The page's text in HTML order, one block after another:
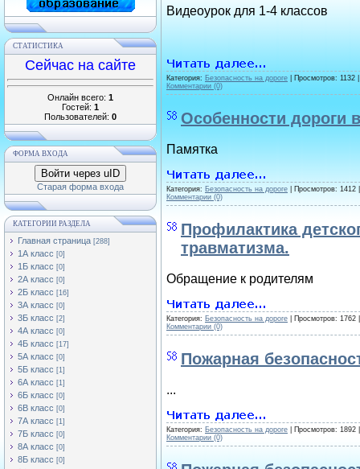
СТАТИСТИКА
Сейчас на сайте
Онлайн всего: 1
Гостей: 1
Пользователей: 0
ФОРМА ВХОДА
Войти через uID
Старая форма входа
КАТЕГОРИИ РАЗДЕЛА
Главная страница [288]
1А класс [0]
1Б класс [0]
2А класс [0]
2Б класс [16]
3А класс [0]
3Б класс [2]
4А класс [0]
4Б класс [17]
5А класс [0]
5Б класс [1]
6А класс [1]
6Б класс [0]
6В класс [0]
7А класс [1]
7Б класс [0]
8А класс [0]
8Б класс [0]
Видеоурок для 1-4 классов
Категория: Безопасность на дороге | Просмотров: 1132
Комментарии (0)
Особенности дороги
Памятка
Категория: Безопасность на дороге | Просмотров:
Комментарии (0)
Профилактика
травматизма.
Обращение к родителям
Категория: Безопасность на дороге | Просмотров:
Комментарии (0)
Пожарная
...
Категория: Безопасность на дороге | Просмотров:
Комментарии (0)